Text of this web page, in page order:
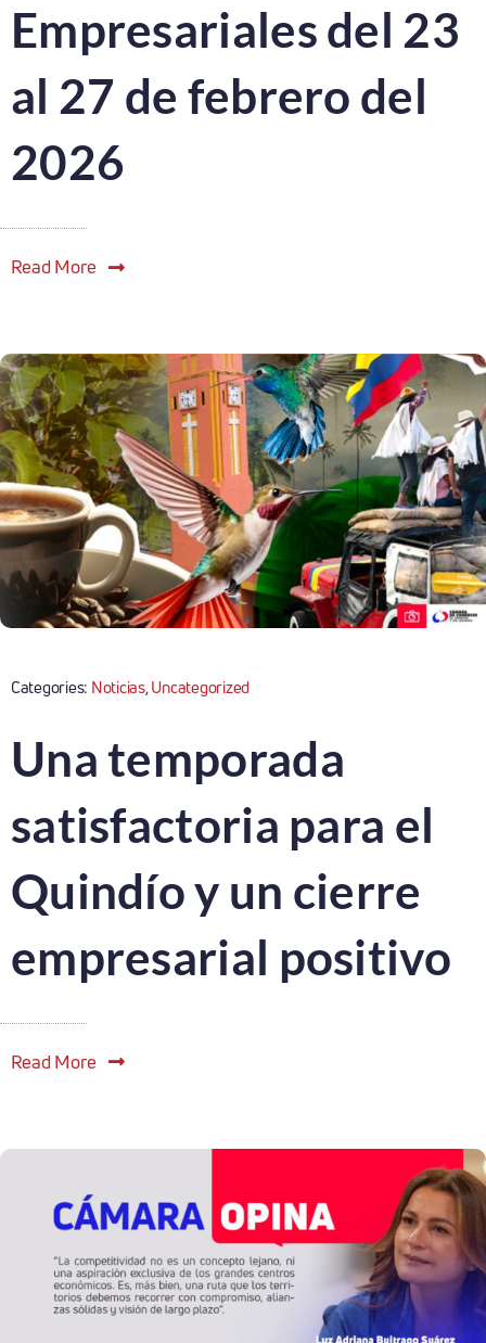
Empresariales del 23
al 27 de febrero del
2026
Read More
Categories: Noticias,Uncategorized
Una temporada
satisfactoria para el
Quindío y un cierre
empresarial positivo
Read More